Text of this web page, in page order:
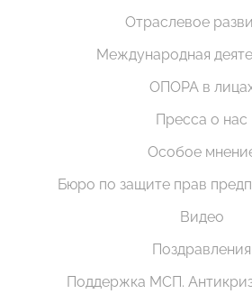
Отраслевое
Международная
ОПОРА в
Пресса о нас
Особое
Бюро по защите прав
Видео
Поздравления
Поддержка МСП.